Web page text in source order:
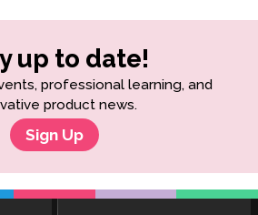
up to date!
professional learning, and
product news.
Sign Up